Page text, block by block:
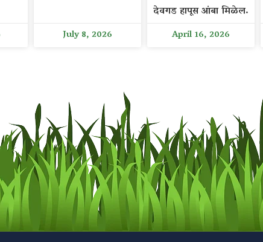
July 8, 2026
देवगड हापूस आंबा मिळेल.
April 16, 2026